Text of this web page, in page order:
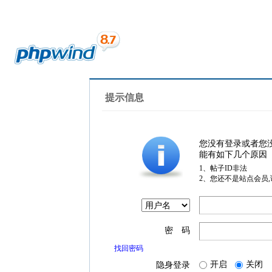
提示信息
您没有登录或者您
能有如下几个原因
1、帖子ID非法
2、您还不是站点会员
密 码
找回密码
隐身登录 开启 关闭